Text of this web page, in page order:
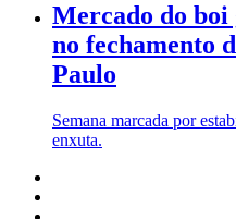
Mercado do boi
no fechamento
Paulo
Semana marcada por
enxuta.